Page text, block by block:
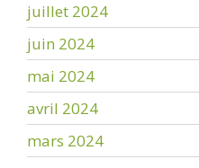
juillet 2024
juin 2024
mai 2024
avril 2024
mars 2024